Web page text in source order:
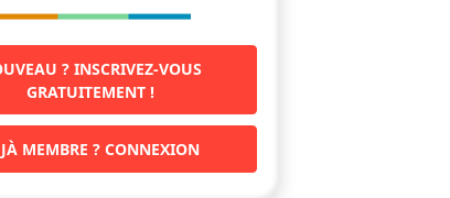
? INSCRIVEZ-VOUS
GRATUITEMENT !
MEMBRE ? CONNEXION